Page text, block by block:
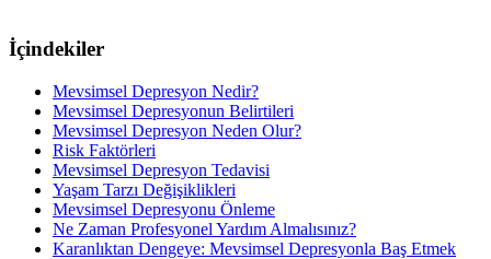
İçindekiler
Mevsimsel Depresyon Nedir?
Mevsimsel Depresyonun Belirtileri
Mevsimsel Depresyon Neden Olur?
Risk Faktörleri
Mevsimsel Depresyon Tedavisi
Yaşam Tarzı Değişiklikleri
Mevsimsel Depresyonu Önleme
Ne Zaman Profesyonel Yardım Almalısınız?
Karanlıktan Dengeye: Mevsimsel Depresyonla Baş Etmek